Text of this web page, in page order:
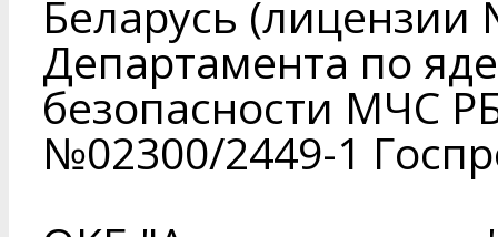
Беларусь
Департамента по
безопасности МЧС
№02300/2449-1